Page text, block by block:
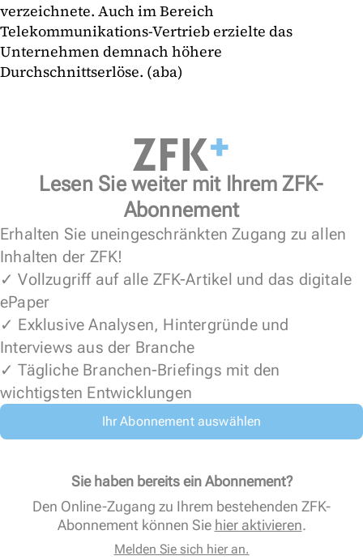
verzeichnete. Auch im Bereich
Telekommunikations-Vertrieb erzielte das
Unternehmen demnach höhere
Durchschnittserlöse. (aba)
Lesen Sie weiter mit Ihrem ZFK-
Abonnement
Erhalten Sie uneingeschränkten Zugang zu allen
Inhalten der ZFK!
✓ Vollzugriff auf alle ZFK-Artikel und das digitale
ePaper
✓ Exklusive Analysen, Hintergründe und
Interviews aus der Branche
✓ Tägliche Branchen-Briefings mit den
wichtigsten Entwicklungen
Ihr Abonnement auswählen
Sie haben bereits ein Abonnement?
Den Online-Zugang zu Ihrem bestehenden ZFK-
Abonnement können Sie hier aktivieren.
Melden Sie sich hier an.